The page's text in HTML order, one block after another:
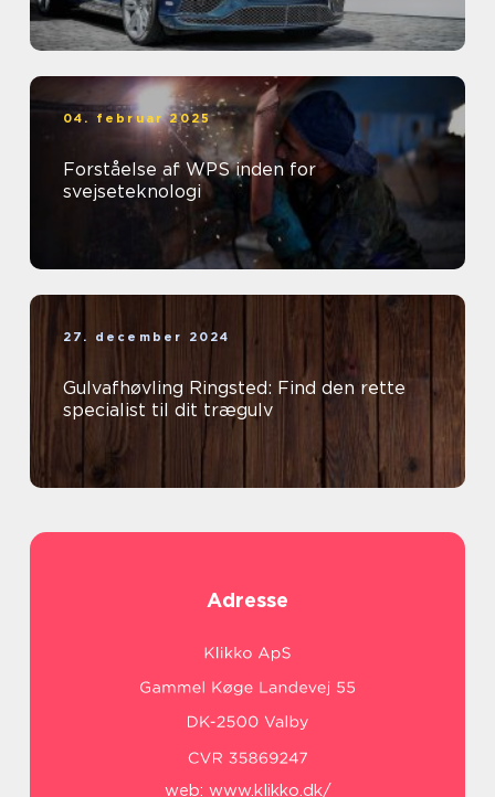
04. februar 2025
Forståelse af WPS inden for
svejseteknologi
27. december 2024
Gulvafhøvling Ringsted: Find den rette
specialist til dit trægulv
Adresse
web: www.klikko.dk/